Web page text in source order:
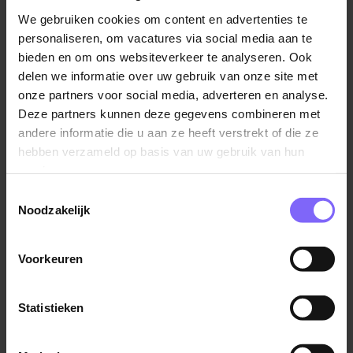
We gebruiken cookies om content en advertenties te
personaliseren, om vacatures via social media aan te
bieden en om ons websiteverkeer te analyseren. Ook
delen we informatie over uw gebruik van onze site met
onze partners voor social media, adverteren en analyse.
Deze partners kunnen deze gegevens combineren met
andere informatie die u aan ze heeft verstrekt of die ze
hebben verzameld op basis van uw gebruik van hun
Noodzakelijk
Voorkeuren
Statistieken
Ondersteuningsspecialist A maak je deel uit van het
ondersteuningsteam en werk je met jongeren van 11 tot 19
jaar. Je hebt een positieve en pedagogische instelling, bent
weerbaar en beschikt over doorzettingsvermogen. Dankzij
je kennis van gedrags- en leerstoornissen weet je hoe je
effectief kunt inspelen op hulpvragen. Je begeleiding is
zowel individueel als groepsgericht. Samen met collega’s
ondersteuning nodig hebben.
en docenten.